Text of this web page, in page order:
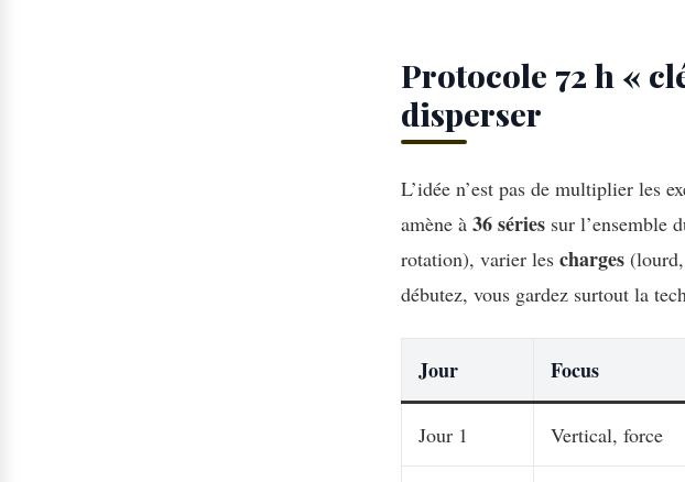
Protocole 72 h «
disperser
L’idée n’est pas de multiplier les
amène à 36 séries sur l’ensemble
rotation), varier les charges
débutez, vous gardez surtout la
Jour Focus
Jour 1 Vertical, force